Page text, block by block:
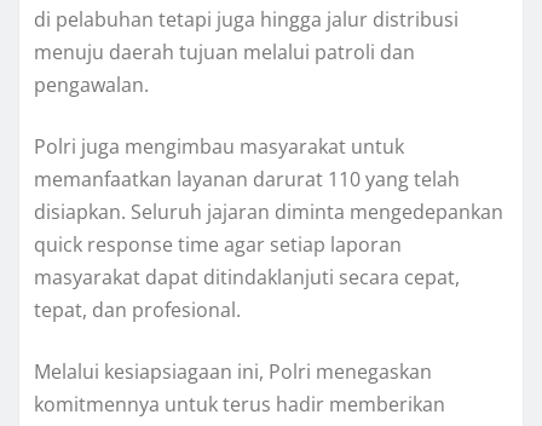
di pelabuhan tetapi juga hingga jalur distribusi
menuju daerah tujuan melalui patroli dan
pengawalan.
Polri juga mengimbau masyarakat untuk
memanfaatkan layanan darurat 110 yang telah
disiapkan. Seluruh jajaran diminta mengedepankan
quick response time agar setiap laporan
masyarakat dapat ditindaklanjuti secara cepat,
tepat, dan profesional.
Melalui kesiapsiagaan ini, Polri menegaskan
komitmennya untuk terus hadir memberikan